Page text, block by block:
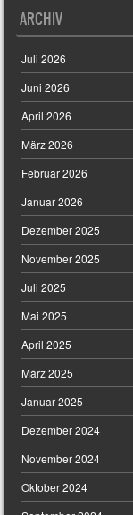
ARCHIV
Juli 2026
Juni 2026
April 2026
März 2026
Februar 2026
Januar 2026
Dezember 2025
November 2025
Juli 2025
Mai 2025
April 2025
März 2025
Januar 2025
Dezember 2024
November 2024
Oktober 2024